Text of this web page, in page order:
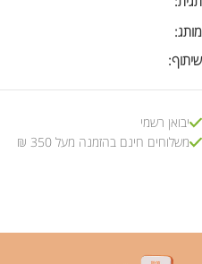
מותג:
שיתוף:
יבואן רשמי
משלוחים חינם בהזמנה מעל 350 ₪